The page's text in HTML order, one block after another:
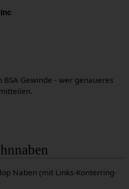
BSA Gewinde - wer genaueres
Naben (mit Links-Konterring-